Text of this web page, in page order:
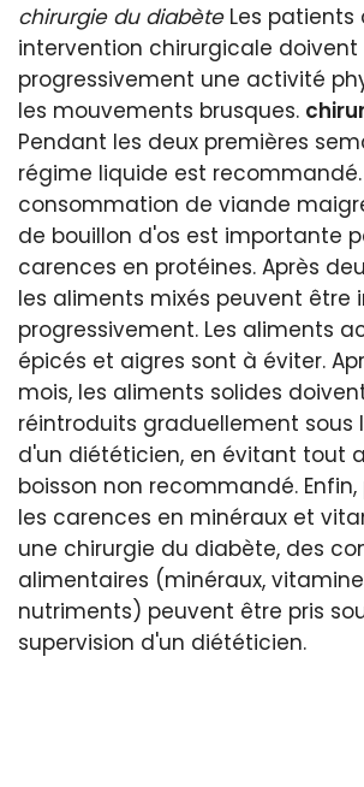
chirurgie du diabèteLes patients
intervention chirurgicale doivent
progressivement une activité
les mouvements brusques.
Pendant les deux premières
régime liquide est recommandé.
consommation de viande
de bouillon d'os est importante
carences en protéines. Après
les aliments mixés peuvent être
progressivement. Les aliments
épicés et aigres sont à éviter.
mois, les aliments solides
réintroduits graduellement sous
d'un diététicien, en évitant tout
boisson non recommandé.
les carences en minéraux et
une chirurgie du diabète, des
alimentaires (minéraux,
nutriments) peuvent être pris
supervision d'un diététicien.